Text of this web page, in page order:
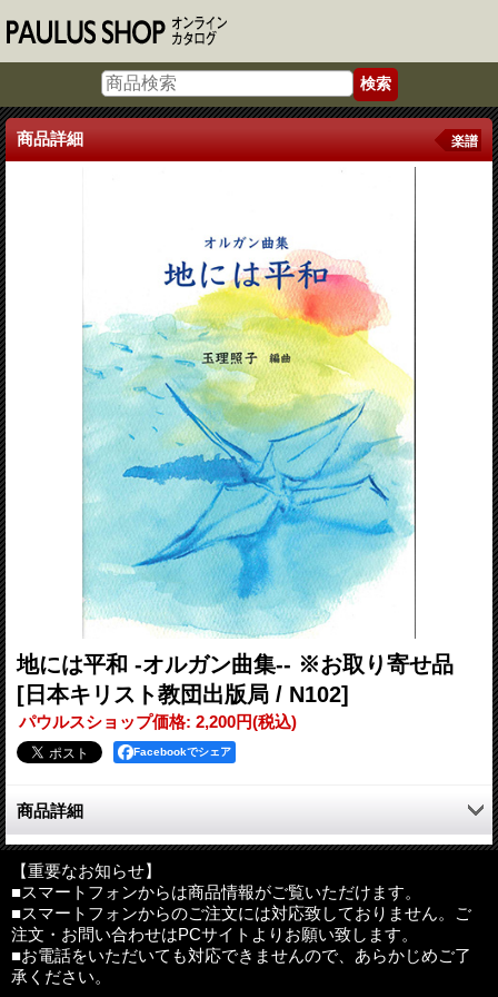
商品詳細 楽譜
地には平和 -オルガン曲集-- ※お取り寄せ品
[日本キリスト教団出版局 / N102]
パウルスショップ価格: 2,200円(税込)
Facebookでシェア
商品詳細
被爆・敗戦80年に寄せて、平和への祈りをこめたライフワーク
広島で生まれ育ったオルガニストによる8編。タイトルの原曲
「Let There Be Peace on Earth」は「わたしから平和を」との祈
りをこめて1955年に米国で生まれ、世界で歌われている賛美歌。
「それ行けカープ」は、原爆からの復興の思いに溢れ、魂を揺さ
ぶる。全て足鍵盤付き。
【重要なお知らせ】
■スマートフォンからは商品情報がご覧いただけます。
■スマートフォンからのご注文には対応致しておりません。ご
注文・お問い合わせはPCサイトよりお願い致します。
■お電話をいただいても対応できませんので、あらかじめご了
承ください。